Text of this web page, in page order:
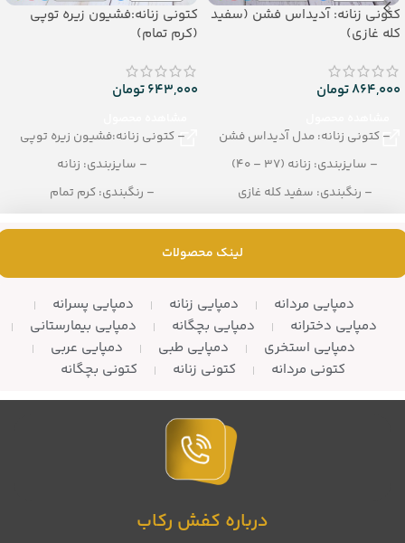
کتونی زنانه: آدیداس فشن (سفید
کله غازی)
864,000تومان
– کتونی زنانه: مدل آدیداس فشن
– سایزبندی: زنانه (37 – 40)
– رنگبندی: سفید کله غازی
کتونی زنانه:فشیون زیره توپی
(کرم تمام)
643,000تومان
– کتونی زنانه:فشیون زیره توپی
– سایزبندی: زنانه
– رنگبندی: کرم تمام
لینک محصولات
دمپایی مردانه دمپایی زنانه
دمپایی پسرانه
دمپایی دخترانه
دمپایی بچگانه
دمپایی بیمارستانی
دمپایی استخری
دمپایی طبی
دمپایی عربی
کتونی مردانه
کتونی زنانه کتونی بچگانه
درباره کفش رکاب